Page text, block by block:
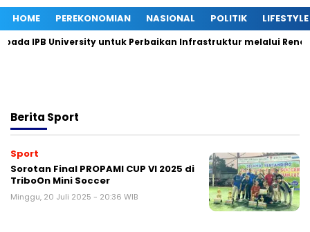
HOME PEREKONOMIAN NASIONAL POLITIK LIFESTYLE
IPB University untuk Perbaikan Infrastruktur melalui
Berita Sport
Sport
Sorotan Final PROPAMI CUP VI 2025 di
TriboOn Mini Soccer
Minggu, 20 Juli 2025 - 20:36 WIB